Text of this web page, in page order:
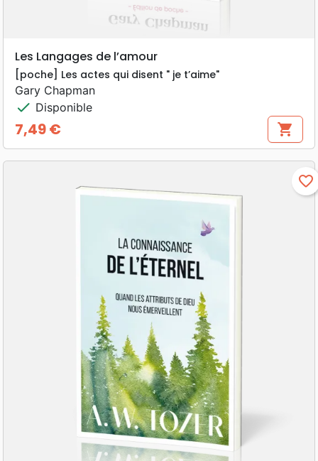
Les Langages de l’amour
[poche] Les actes qui disent " je t’aime"
Gary Chapman
check Disponible
Prix
7,49 € shopping_cart
favorite_border